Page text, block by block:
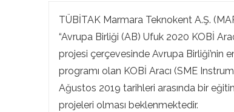
TÜBİTAK Marmara Teknokent A.Ş.
“Avrupa Birliği (AB) Ufuk 2020 KOBİ
projesi çerçevesinde Avrupa Birliği’nin
programı olan KOBİ Aracı (SME
Ağustos 2019 tarihleri arasında bir
projeleri olması beklenmektedir.